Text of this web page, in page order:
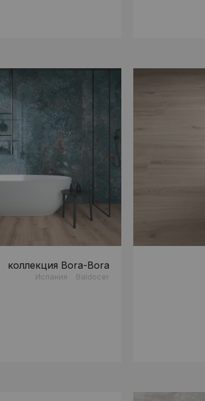
коллекция Bora-Bora
Испания Baldocer